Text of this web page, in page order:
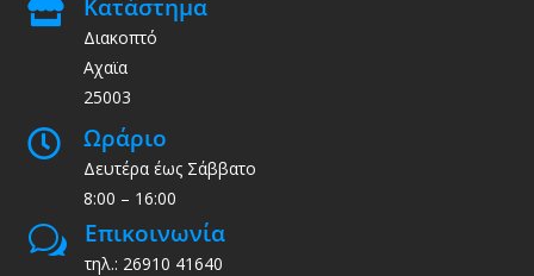
 Κατάστημα
Διακοπτό
Αχαϊα
25003
 Ωράριο
Δευτέρα έως Σάββατο
8:00 – 16:00
w Επικοινωνία
τηλ.: 26910 41640